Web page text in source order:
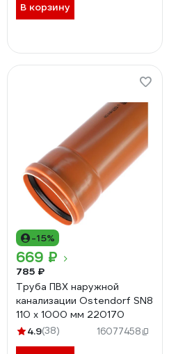
В корзину
-15%
669 ₽
785 ₽
Труба ПВХ наружной
канализации Ostendorf SN8
110 х 1000 мм 220170
4.9(38) 16077458